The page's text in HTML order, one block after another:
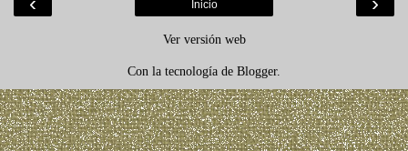
Inicio
Ver versión web
Con la tecnología de Blogger.